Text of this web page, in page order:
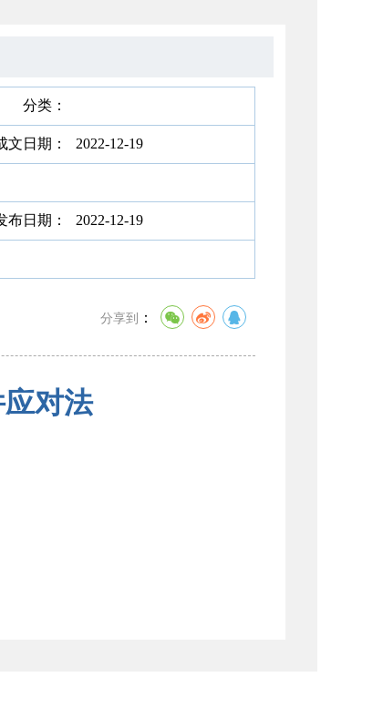
分类：
文日期： 2022-12-19
布日期： 2022-12-19
分享到 ：
对法